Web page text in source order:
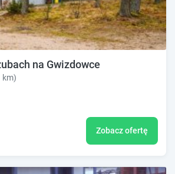
na Gwizdowce
km)
Zobacz ofertę